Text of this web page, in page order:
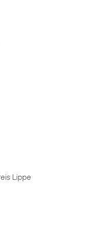
Lippe